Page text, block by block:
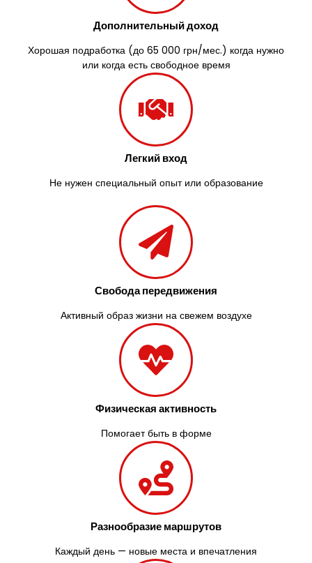
Дополнительный доход
Хорошая подработка (до 65 000 грн/мес.) когда нужно
или когда есть свободное время
Легкий вход
Не нужен специальный опыт или образование
Свобода передвижения
Активный образ жизни на свежем воздухе
Физическая активность
Помогает быть в форме
Разнообразие маршрутов
Каждый день — новые места и впечатления